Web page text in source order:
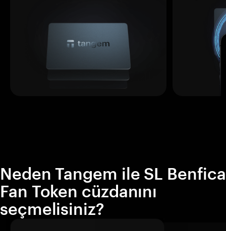
Neden Tangem ile SL Benfica
Fan Token cüzdanını
seçmelisiniz?